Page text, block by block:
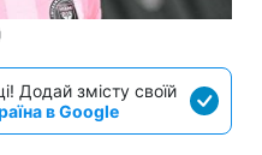
Додай змісту своїй
в Google